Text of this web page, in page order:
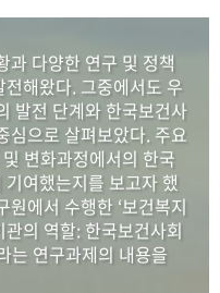
사
연구자들
박물 영상 기록물
과 다양한 연구 및 정책
해왔다. 그중에서도 우
발전 단계와 한국보건사
심으로 살펴보았다. 주요
변화과정에서의 한국
여했는지를 보고자 했
에서 수행한 ‘보건복지
의 역할: 한국보건사회
는 연구과제의 내용을